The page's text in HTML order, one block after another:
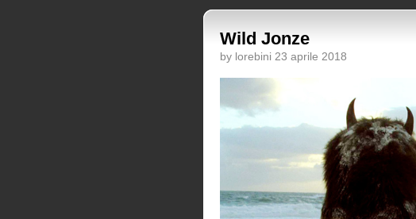
Wild Jonze
by lorebini 23 aprile 2018